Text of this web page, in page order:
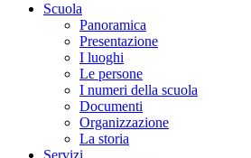
Scuola
Panoramica
Presentazione
I luoghi
Le persone
I numeri della scuola
Documenti
Organizzazione
La storia
Servizi